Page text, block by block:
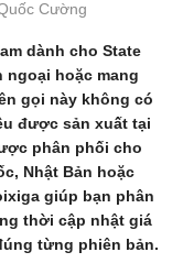
Cường
dành cho State
ngoại hoặc mang
gọi này không có
được sản xuất tại
phân phối cho
Nhật Bản hoặc
giúp bạn phân
thời cập nhật giá
từng phiên bản.